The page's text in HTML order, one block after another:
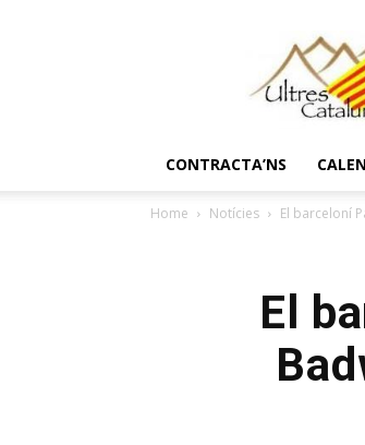
CONTRACTA’NS
Home Notícies El barceloní
El